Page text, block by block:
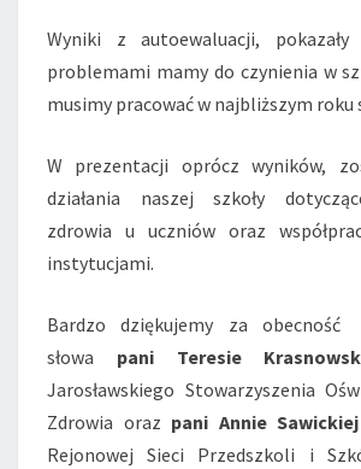
Wyniki z autoewaluacji,
problemami mamy do czynienia w
musimy pracować w najbliższym roku
W prezentacji oprócz wyników,
działania naszej szkoły
zdrowia u uczniów oraz
instytucjami.
Bardzo dziękujemy za
słowa pani Teresie
Jarosławskiego Stowarzyszenia
Zdrowia oraz pani Annie Sawickiej
Rejonowej Sieci Przedszkoli i